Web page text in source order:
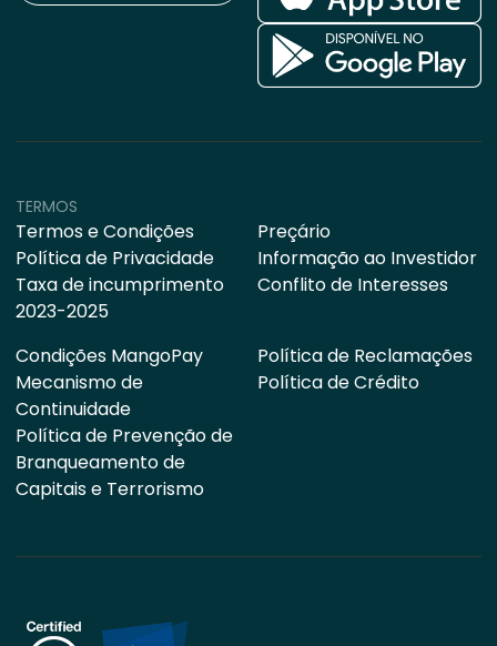
TERMOS
Termos e Condições
Política de Privacidade
Taxa de incumprimento
2023-2025
Preçário
Informação ao Investidor
Conflito de Interesses
Condições MangoPay
Mecanismo de
Continuidade
Política de Prevenção de
Branqueamento de
Capitais e Terrorismo
Política de Reclamações
Política de Crédito